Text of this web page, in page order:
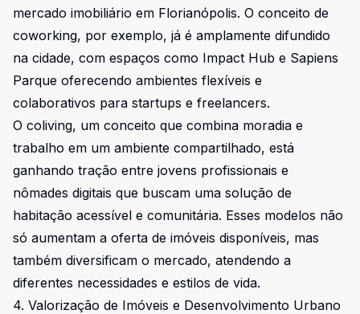
mercado imobiliário em Florianópolis. O conceito de
coworking, por exemplo, já é amplamente difundido
na cidade, com espaços como Impact Hub e Sapiens
Parque oferecendo ambientes flexíveis e
colaborativos para startups e freelancers.
O coliving, um conceito que combina moradia e
trabalho em um ambiente compartilhado, está
ganhando tração entre jovens profissionais e
nômades digitais que buscam uma solução de
habitação acessível e comunitária. Esses modelos não
só aumentam a oferta de imóveis disponíveis, mas
também diversificam o mercado, atendendo a
diferentes necessidades e estilos de vida.
4. Valorização de Imóveis e Desenvolvimento Urbano